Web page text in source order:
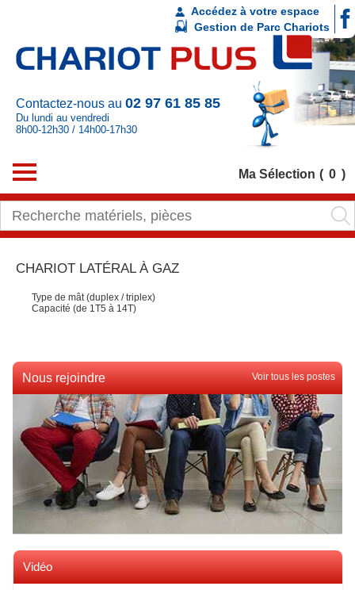
Contactez-nous au 02 97 61 85 85
Du lundi au vendredi
8h00-12h30 / 14h00-17h30
Accédez à votre espace
Gestion de Parc Chariots
Ma Sélection 0
CHARIOT LATÉRAL À GAZ
Type de mât (duplex / triplex)
Capacité (de 1T5 à 14T)
Nous rejoindre Voir tous les postes
Vidéo